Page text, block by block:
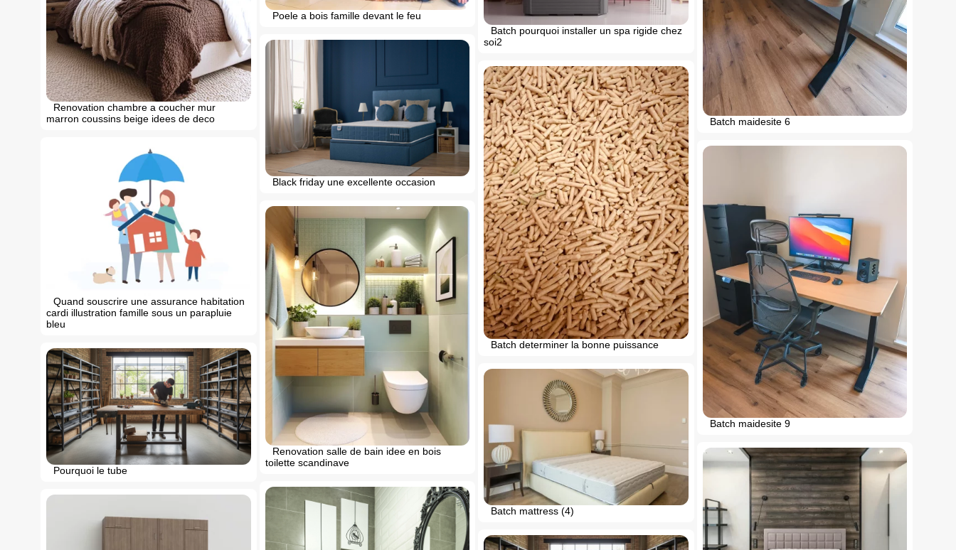
Batch maidesite 6
Renovation chambre a coucher mur
marron coussins beige idees de deco
Poele a bois famille devant le feu
Batch pourquoi installer un spa rigide chez
soi2
Black friday une excellente occasion
Batch determiner la bonne puissance
Quand souscrire une assurance habitation
cardi illustration famille sous un parapluie
bleu
Batch maidesite 9
Renovation salle de bain idee en bois
toilette scandinave
Pourquoi le tube
Batch mattress (4)